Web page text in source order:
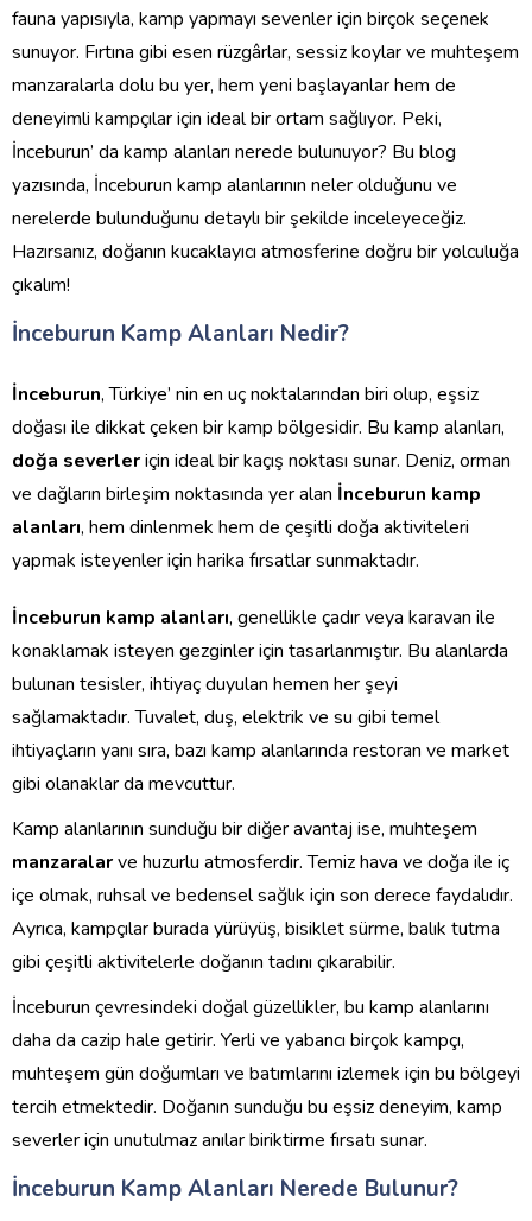
fauna yapısıyla, kamp yapmayı sevenler için birçok seçenek
sunuyor. Fırtına gibi esen rüzgârlar, sessiz koylar ve muhteşem
manzaralarla dolu bu yer, hem yeni başlayanlar hem de
deneyimli kampçılar için ideal bir ortam sağlıyor. Peki,
İnceburun’ da kamp alanları nerede bulunuyor? Bu blog
yazısında, İnceburun kamp alanlarının neler olduğunu ve
nerelerde bulunduğunu detaylı bir şekilde inceleyeceğiz.
Hazırsanız, doğanın kucaklayıcı atmosferine doğru bir yolculuğa
çıkalım!
İnceburun Kamp Alanları Nedir?
İnceburun, Türkiye’ nin en uç noktalarından biri olup, eşsiz
doğası ile dikkat çeken bir kamp bölgesidir. Bu kamp alanları,
doğa severleriçin ideal bir kaçış noktası sunar. Deniz, orman
ve dağların birleşim noktasında yer alan İnceburun kamp
alanları, hem dinlenmek hem de çeşitli doğa aktiviteleri
yapmak isteyenler için harika fırsatlar sunmaktadır.
İnceburun kamp alanları, genellikle çadır veya karavan ile
konaklamak isteyen gezginler için tasarlanmıştır. Bu alanlarda
bulunan tesisler, ihtiyaç duyulan hemen her şeyi
sağlamaktadır. Tuvalet, duş, elektrik ve su gibi temel
ihtiyaçların yanı sıra, bazı kamp alanlarında restoran ve market
gibi olanaklar da mevcuttur.
Kamp alanlarının sunduğu bir diğer avantaj ise, muhteşem
manzaralarve huzurlu atmosferdir. Temiz hava ve doğa ile iç
içe olmak, ruhsal ve bedensel sağlık için son derece faydalıdır.
Ayrıca, kampçılar burada yürüyüş, bisiklet sürme, balık tutma
gibi çeşitli aktivitelerle doğanın tadını çıkarabilir.
İnceburun çevresindeki doğal güzellikler, bu kamp alanlarını
daha da cazip hale getirir. Yerli ve yabancı birçok kampçı,
muhteşem gün doğumları ve batımlarını izlemek için bu bölgeyi
tercih etmektedir. Doğanın sunduğu bu eşsiz deneyim, kamp
severler için unutulmaz anılar biriktirme fırsatı sunar.
İnceburun Kamp Alanları Nerede Bulunur?